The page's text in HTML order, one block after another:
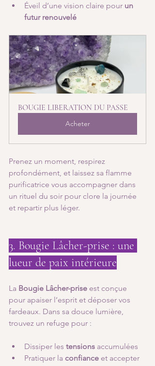
Éveil d’une vision claire pour un
futur renouvelé
BOUGIE LIBERATION DU PASSE
Acheter
Prenez un moment, respirez
profondément, et laissez sa flamme
purificatrice vous accompagner dans
un rituel du soir pour clore la journée
et repartir plus léger.
3. Bougie Lâcher-prise : une
lueur de paix intérieure
La Bougie Lâcher-prise est conçue
pour apaiser l’esprit et déposer vos
fardeaux. Dans sa douce lumière,
trouvez un refuge pour :
Dissiper les tensions accumulées
Pratiquer la confiance et accepter